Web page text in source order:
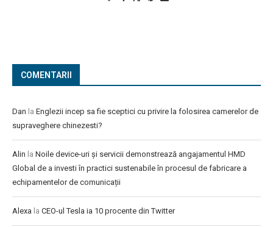
COMENTARII
Dan la Englezii incep sa fie sceptici cu privire la folosirea camerelor de
supraveghere chinezesti?
Alin la Noile device-uri și servicii demonstrează angajamentul HMD
Global de a investi în practici sustenabile în procesul de fabricare a
echipamentelor de comunicații
Alexa la CEO-ul Tesla ia 10 procente din Twitter